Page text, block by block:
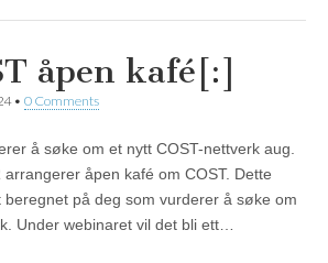
åpen kafé[:]
• 0 Comments
å søke om et nytt COST-nettverk aug.
åpen kafé om COST. Dette
beregnet på deg som vurderer å søke om
Under webinaret vil det bli ett…